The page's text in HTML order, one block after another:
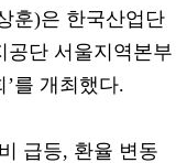
훈)은 한국산업단
공단 서울지역본부
를 개최했다.
급등, 환율 변동